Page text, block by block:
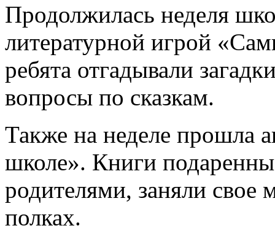
Продолжилась неделя
литературной игрой
ребята отгадывали
вопросы по сказкам.
Также на неделе прошла
школе». Книги
родителями, заняли свое
полках.